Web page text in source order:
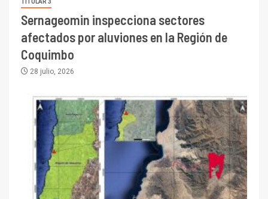
Sernageomin inspecciona sectores
afectados por aluviones en la Región de
Coquimbo
28 julio, 2026